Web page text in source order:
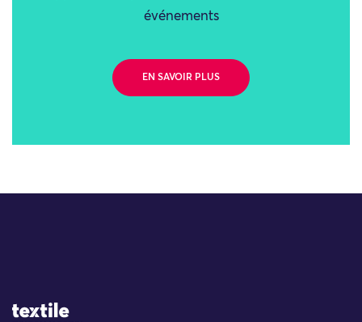
événements
EN SAVOIR PLUS
Site Logo